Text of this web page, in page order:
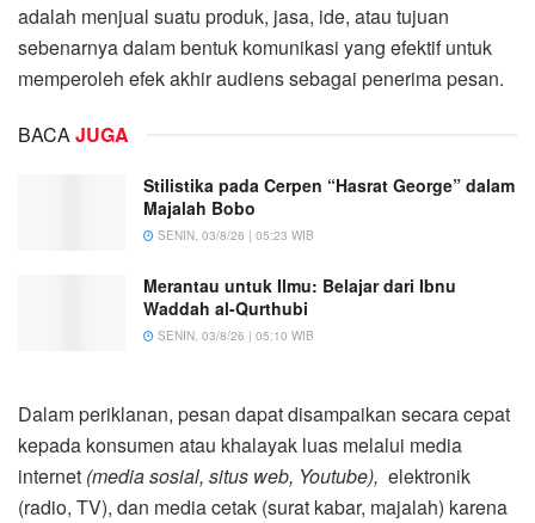
adalah menjual suatu produk, jasa, ide, atau tujuan
sebenarnya dalam bentuk komunikasi yang efektif untuk
memperoleh efek akhir audiens sebagai penerima pesan.
BACAJUGA
Stilistika pada Cerpen “Hasrat George” dalam
Majalah Bobo
SENIN, 03/8/26 | 05:23 WIB
Merantau untuk Ilmu: Belajar dari Ibnu
Waddah al-Qurthubi
SENIN, 03/8/26 | 05:10 WIB
Dalam periklanan, pesan dapat disampaikan secara cepat
kepada konsumen atau khalayak luas melalui media
internet (media sosial, situs web, Youtube), elektronik
(radio, TV), dan media cetak (surat kabar, majalah) karena